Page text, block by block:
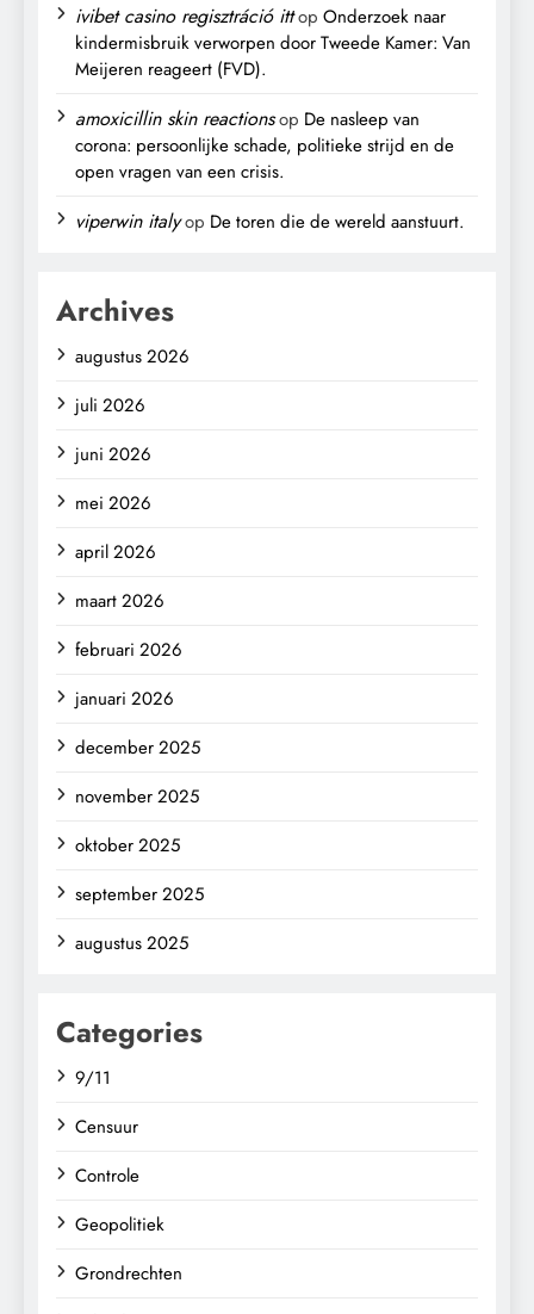
ivibet casino regisztráció ittop Onderzoek naar
kindermisbruik verworpen door Tweede Kamer: Van
Meijeren reageert (FVD).
amoxicillin skin reactionsop De nasleep van
corona: persoonlijke schade, politieke strijd en de
open vragen van een crisis.
viperwin italyop De toren die de wereld aanstuurt.
Archives
augustus 2026
juli 2026
juni 2026
mei 2026
april 2026
maart 2026
februari 2026
januari 2026
december 2025
november 2025
oktober 2025
september 2025
augustus 2025
Categories
9/11
Censuur
Controle
Geopolitiek
Grondrechten